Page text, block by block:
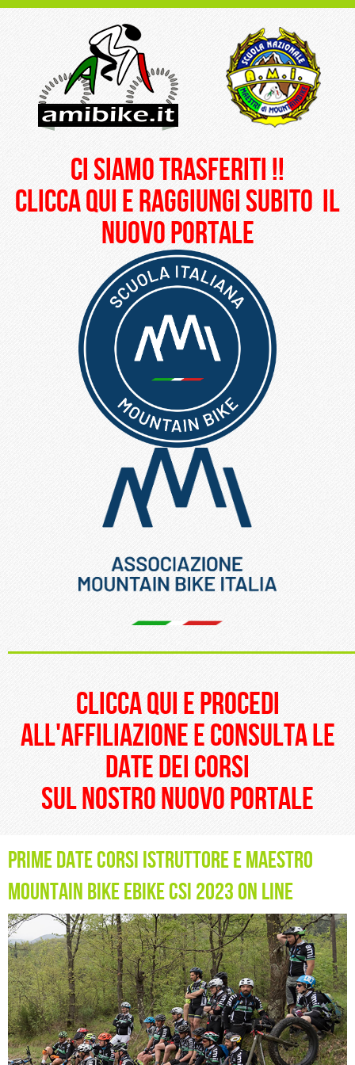
ci siamo trasferiti !!
clicca qui e raggiungi subito il
nuovo portale
clicca qui e procedi
all'affiliazione e consulta le
date dei corsi
sul nostro nuovo portale
prime date corsi istruttore e maestro
mountain bike ebike CSI 2023 on line